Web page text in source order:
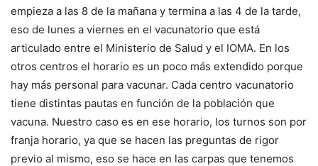
empieza a las 8 de la mañana y termina a las 4 de la tarde,
eso de lunes a viernes en el vacunatorio que está
articulado entre el Ministerio de Salud y el IOMA. En los
otros centros el horario es un poco más extendido porque
hay más personal para vacunar. Cada centro vacunatorio
tiene distintas pautas en función de la población que
vacuna. Nuestro caso es en ese horario, los turnos son por
franja horario, ya que se hacen las preguntas de rigor
previo al mismo, eso se hace en las carpas que tenemos